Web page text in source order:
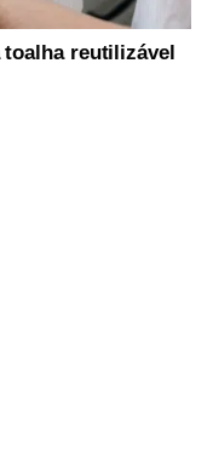
reutilizável